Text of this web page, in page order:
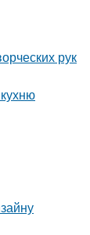
рук